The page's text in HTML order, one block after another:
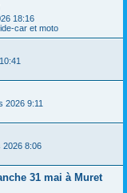
18:16
car et moto
2026 9:11
2026 8:06
31 mai à Muret